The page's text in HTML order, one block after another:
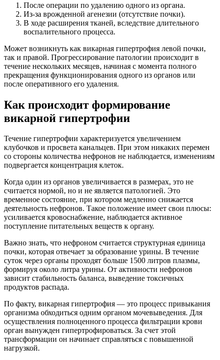
После операции по удалению одного из органа.
Из-за врожденной агенезии (отсутствие почки).
В ходе расширения тканей, вследствие длительного
воспалительного процесса.
Может возникнуть как викарная гипертрофия левой почки,
так и правой. Прогрессирование патологии происходит в
течение нескольких месяцев, начиная с момента полного
прекращения функционирования одного из органов или
после оперативного его удаления.
Как происходит формирование
викарной гипертрофии
Течение гипертрофии характеризуется увеличением
клубочков и просвета канальцев. При этом никаких перемен
со стороны количества нефронов не наблюдается, изменениям
подвергается концентрация клеток.
Когда один из органов увеличивается в размерах, это не
считается нормой, но и не является патологией. Это
временное состояние, при котором медленно снижается
деятельность нефронов. Такое положение имеет свои плюсы:
усиливается кровоснабжение, наблюдается активное
поступление питательных веществ к органу.
Важно знать, что нефроном считается структурная единица
почки, которая отвечает за образование урины. В течение
суток через органы проходят больше 1500 литров плазмы,
формируя около литра урины. От активности нефронов
зависит стабильность баланса, выведение токсичных
продуктов распада.
По факту, викарная гипертрофия — это процесс привыкания
организма обходиться одним органом мочевыведения. Для
осуществления полноценного процесса фильтрации крови
орган вынужден гипертрофироваться. За счет этой
трансформации он начинает справляться с повышенной
нагрузкой.